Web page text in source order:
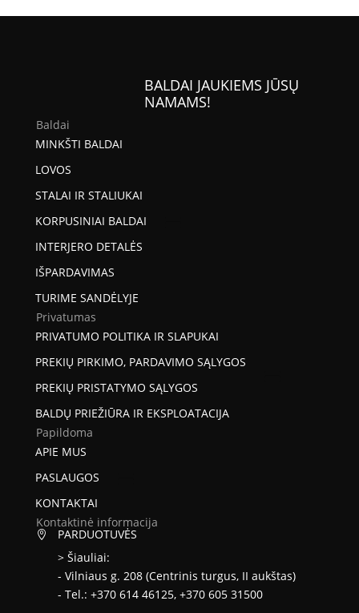
BALDAI JAUKIEMS JŪSŲ
NAMAMS!
Baldai
MINKŠTI BALDAI
LOVOS
STALAI IR STALIUKAI
KORPUSINIAI BALDAI
INTERJERO DETALĖS
IŠPARDAVIMAS
TURIME SANDĖLYJE
Privatumas
PRIVATUMO POLITIKA IR SLAPUKAI
PREKIŲ PIRKIMO, PARDAVIMO SĄLYGOS
PREKIŲ PRISTATYMO SĄLYGOS
BALDŲ PRIEŽIŪRA IR EKSPLOATACIJA
Papildoma
APIE MUS
PASLAUGOS
KONTAKTAI
Kontaktinė informacija

PARDUOTUVĖS
> Šiauliai:
- Vilniaus g. 208 (Centrinis turgus, II aukštas)
- Tel.: +370 614 46125, +370 605 31500